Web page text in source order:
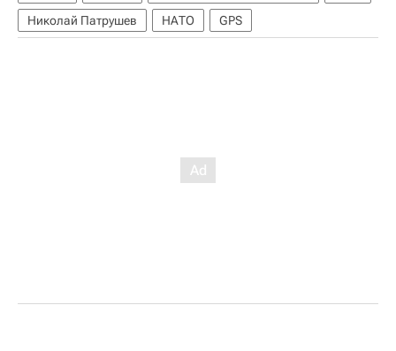
Николай Патрушев
НАТО GPS